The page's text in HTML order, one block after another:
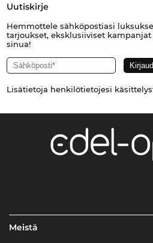
Uutiskirje
Hemmottele sähköpostiasi
tarjoukset, eksklusiiviset
sinua!
Lisätietoja henkilötietojesi
Meistä